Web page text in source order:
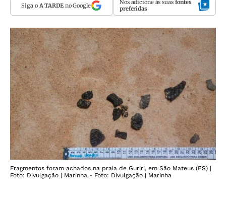
Siga o A TARDEno Google Nos adicione às suas fontes
preferidas
Fragmentos foram achados na praia de Guriri, em São Mateus (ES) |
Foto: Divulgação | Marinha - Foto: Divulgação | Marinha